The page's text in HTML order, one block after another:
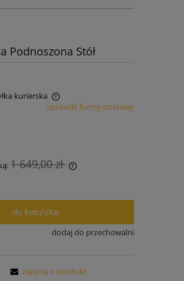
Podnoszona Stół
kurierska
sprawdź formy dostawy
1 649,00 zł
cena od
pojawił się w
do koszyka
dodaj do przechowalni
zapytaj o produkt